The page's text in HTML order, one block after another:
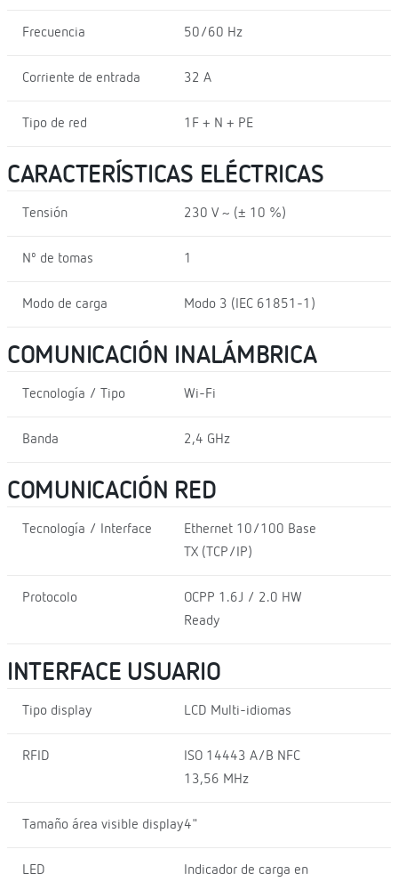
Frecuencia 50/60 Hz
Corriente de entrada 32 A
Tipo de red 1F + N + PE
CARACTERÍSTICAS ELÉCTRICAS
Tensión 230 V ~ (± 10 %)
Nº de tomas 1
Modo de carga Modo 3 (IEC 61851-1)
COMUNICACIÓN INALÁMBRICA
Tecnología / Tipo Wi-Fi
Banda 2,4 GHz
COMUNICACIÓN RED
Tecnología / Interface
Ethernet 10/100 Base
TX (TCP/IP)
Protocolo
OCPP 1.6J / 2.0 HW
Ready
INTERFACE USUARIO
Tipo display LCD Multi-idiomas
RFID
ISO 14443 A/B NFC
13,56 MHz
Tamaño área visible display4"
LED
Indicador de carga en